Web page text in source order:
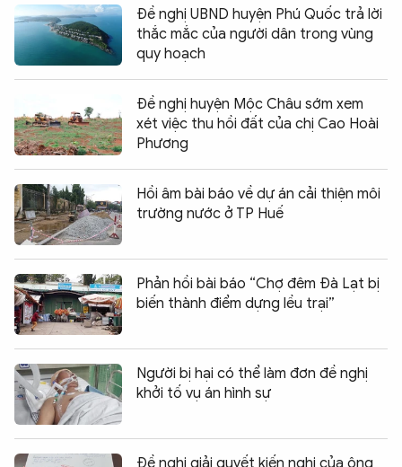
Đề nghị UBND huyện Phú Quốc trả lời
thắc mắc của người dân trong vùng
quy hoạch
Đề nghị huyện Mộc Châu sớm xem
xét việc thu hồi đất của chị Cao Hoài
Phương
Hồi âm bài báo về dự án cải thiện môi
trường nước ở TP Huế
Phản hồi bài báo “Chợ đêm Đà Lạt bị
biến thành điểm dựng lều trại”
Người bị hại có thể làm đơn đề nghị
khởi tố vụ án hình sự